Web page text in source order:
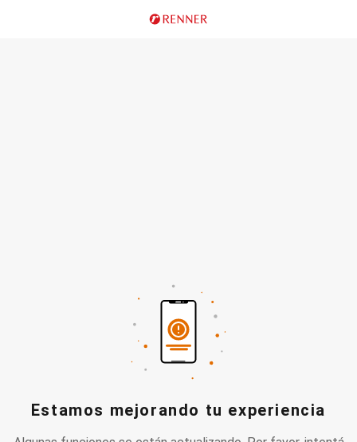
Estamos mejorando tu experiencia